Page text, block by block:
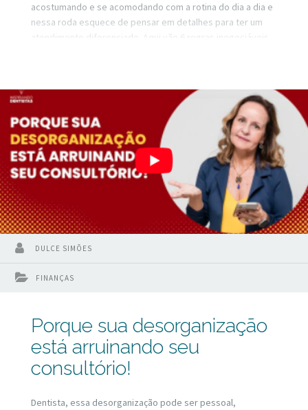
acostumando e se acomodando com a rotina do dia a dia e
nessa roda esquece de pensar em detalhes para ter um
atendimento diferenciado. Aqui vão 6 regras inegociáveis
FINANÇAS
DULCE SIMÕES
Porque sua desorganização
está arruinando seu
consultório!
Dentista, essa desorganização pode ser pessoal,